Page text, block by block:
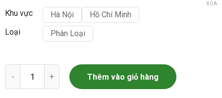
Khu vực Hà Nội
Hồ Chí Minh
Loại
Phân Loại
XÓA
Vông nem số lượng
Thêm vào giỏ hàng